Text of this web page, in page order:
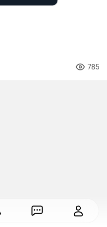
785